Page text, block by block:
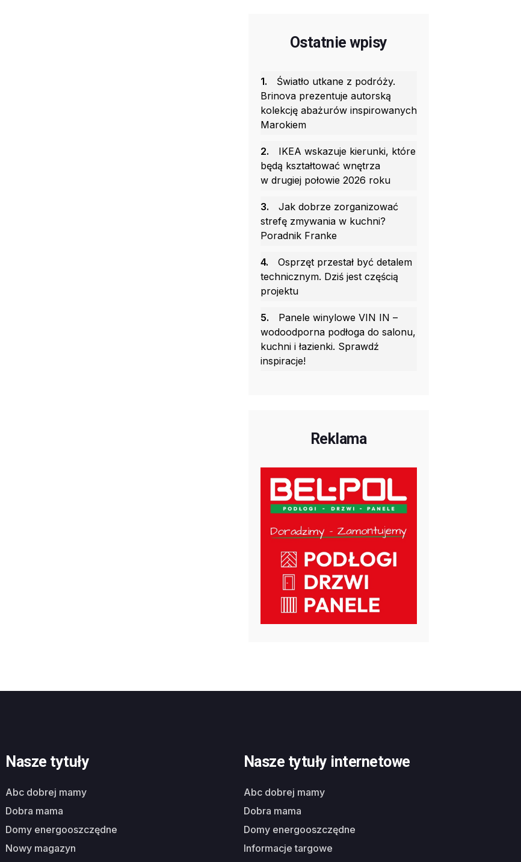
Ostatnie wpisy
1.
Światło utkane z podróży.
Brinova prezentuje autorską
kolekcję abażurów inspirowanych
Marokiem
2.
IKEA wskazuje kierunki, które
będą kształtować wnętrza
w drugiej połowie 2026 roku
3.
Jak dobrze zorganizować
strefę zmywania w kuchni?
Poradnik Franke
4.
Osprzęt przestał być detalem
technicznym. Dziś jest częścią
projektu
5.
Panele winylowe VIN IN –
wodoodporna podłoga do salonu,
kuchni i łazienki. Sprawdź
inspiracje!
Reklama
Nasze tytuły
abc dobrej mamy
dobra mama
domy energooszczędne
nowy magazyn
Nasze tytuły internetowe
abc dobrej mamy
dobra mama
domy energooszczędne
informacje targowe